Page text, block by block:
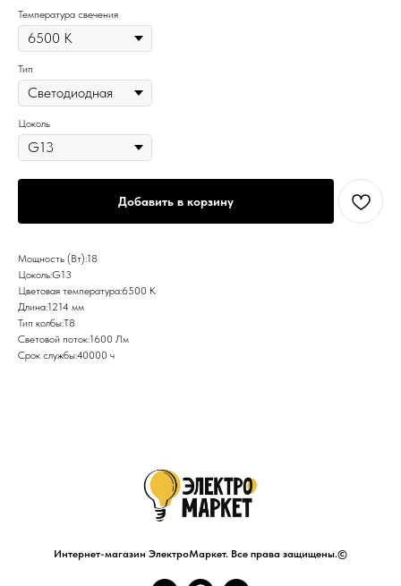
Температура свечения
Тип
Цоколь
Добавить в корзину
Мощность (Вт):18
Цоколь:G13
Цветовая температура:6500 К
Длина:1214 мм
Тип колбы:T8
Световой поток:1600 Лм
Срок службы:40000 ч
Интернет-магазин ЭлектроМаркет. Все права защищены.©